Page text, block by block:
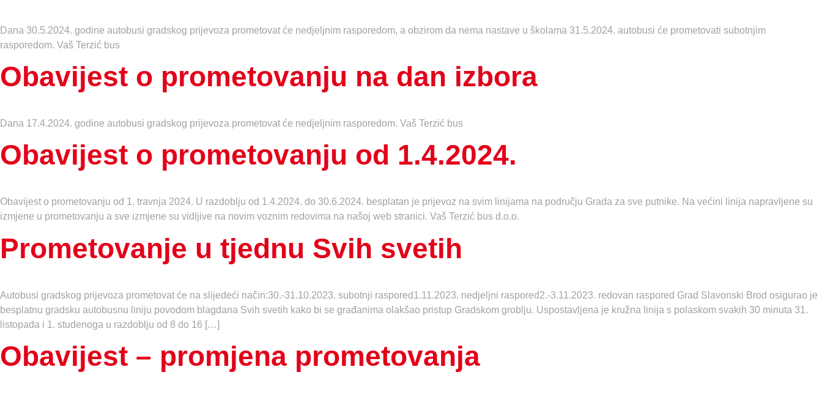
Dana 30.5.2024. godine autobusi gradskog prijevoza prometovat će nedjeljnim rasporedom, a obzirom da nema nastave u školama 31.5.2024. autobusi će prometovati subotnjim
rasporedom. Vaš Terzić bus
Obavijest o prometovanju na dan izbora
Dana 17.4.2024. godine autobusi gradskog prijevoza prometovat će nedjeljnim rasporedom. Vaš Terzić bus
Obavijest o prometovanju od 1.4.2024.
Obavijest o prometovanju od 1. travnja 2024. U razdoblju od 1.4.2024. do 30.6.2024. besplatan je prijevoz na svim linijama na području Grada za sve putnike. Na većini linija napravljene su
izmjene u prometovanju a sve izmjene su vidljive na novim voznim redovima na našoj web stranici. Vaš Terzić bus d.o.o.
Prometovanje u tjednu Svih svetih
Autobusi gradskog prijevoza prometovat će na slijedeći način:30.-31.10.2023. subotnji raspored1.11.2023. nedjeljni raspored2.-3.11.2023. redovan raspored Grad Slavonski Brod osigurao je
besplatnu gradsku autobusnu liniju povodom blagdana Svih svetih kako bi se građanima olakšao pristup Gradskom groblju. Uspostavljena je kružna linija s polaskom svakih 30 minuta 31.
listopada i 1. studenoga u razdoblju od 8 do 16 […]
Obavijest – promjena prometovanja